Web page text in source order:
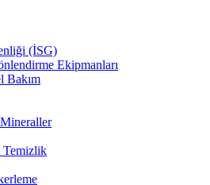
(İSG)
Ekipmanları
Bakım
Temizlik